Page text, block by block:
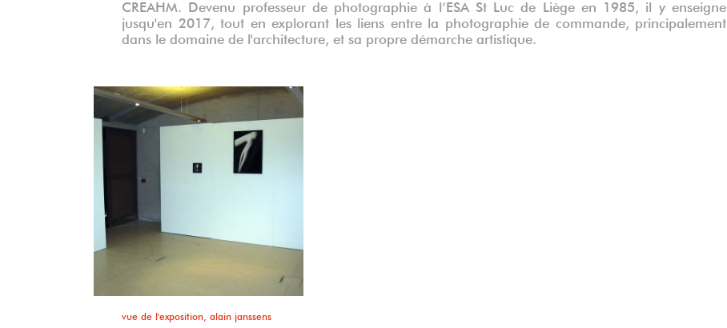
CREAHM. Devenu professeur de photographie à l’ESA St Luc de Liège en 1985, il y enseigne
jusqu'en 2017, tout en explorant les liens entre la photographie de commande, principalement
dans le domaine de l'architecture, et sa propre démarche artistique.
vue de l'exposition, alain janssens